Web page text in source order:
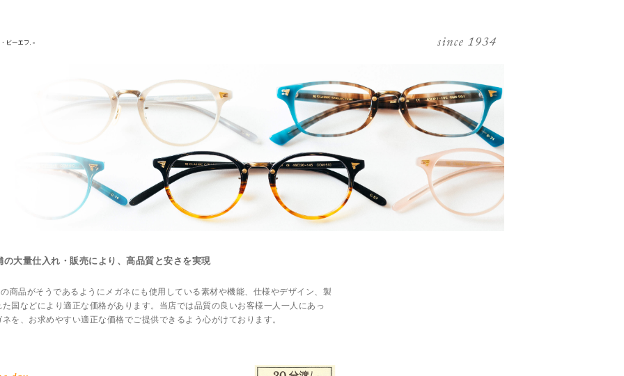
の大量仕入れ・販売により、 高品質 と安さ を実現
商品がそうであるようにメガネにも使用している素材や機能、仕様やデザイン、製
た国などにより適正な価格があります。当店では品質の良いお客様一人一人にあっ
ネを、お求めやすい適正な価格でご提供できるよう心がけております。